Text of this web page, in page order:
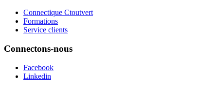
Connectique Ctoutvert
Formations
Service clients
Connectons-nous
Facebook
Linkedin